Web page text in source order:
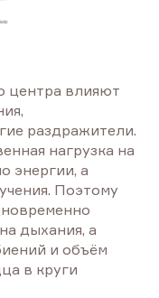
центра влияют
раздражители.
нагрузка на
энергии, а
Поэтому
дыхания, а
и объём
в круги